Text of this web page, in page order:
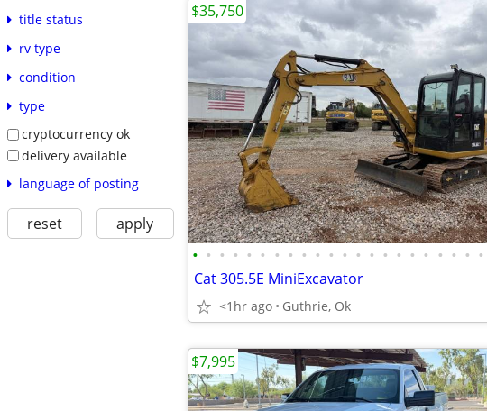
title status
rv type
condition
type
cryptocurrency ok
delivery available
language of posting
reset apply
• • • • • • • • • • • • • • • • • • • • • •
Cat 305.5E MiniExcavator
<1hr ago Guthrie, Ok
$35,750
$7,995